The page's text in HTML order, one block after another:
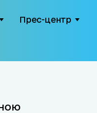
Прес-центр